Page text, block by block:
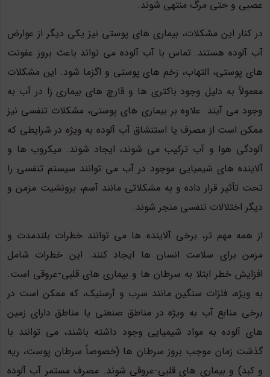
عصبی و حتی مرگ منتهی شوند.
در کنار این مشکلات، بیماری های پوستی نیز یکی دیگر از عوارض
آب آلوده هستند. تماس با آب آلوده می تواند باعث بروز عفونت
های پوستی، التهاب، زخم های پوستی و اگزما شود. این مشکلات
معمولاً به دلیل وجود باکتری ها و قارچ های بیماری زا در آب به
وجود می آیند. علاوه بر بیماری های پوستی، مشکلات تنفسی نیز
ممکن است از مصرف یا استنشاق آب آلوده به ویژه در شرایطی که
آلودگی هوا و آب ترکیب می شوند، ایجاد شوند. میکروب ها و
آلاینده های شیمیایی موجود در آب می توانند سیستم تنفسی را
تحت تأثیر قرار داده و به مشکلاتی مانند آسم، برونشیت مزمن و
دیگر اختلالات تنفسی منجر شوند.
از همه مهم تر، برخی آلاینده ها می توانند خطرات بلندمدت و
مزمن برای سلامت انسان ها ایجاد کنند. این خطرات شامل
افزایش خطر ابتلا به سرطان ها و بیماری های قلبی-عروقی است.
به ویژه، فلزات سنگین مانند سرب و آرسنیک، که ممکن است در
برخی منابع آب به ویژه در مناطق صنعتی یا مناطق دارای زمین
های آلوده به مواد شیمیایی وجود داشته باشند، می توانند با
گذشت زمان موجب بروز سرطان ها (خصوصاً سرطان پوست، ریه
و کبد) و بیماری های قلبی-عروقی شوند. مصرف مستمر آب آلوده